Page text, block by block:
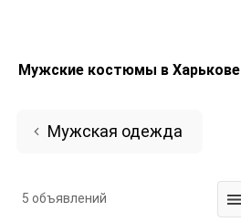
Мужские костюмы в Харькове
Мужская одежда
5 объявлений